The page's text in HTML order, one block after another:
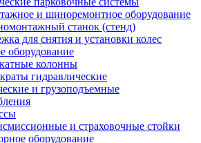
и шиноремонтное оборудование
станок (стенд)
для снятия и установки колес
оборудование
колонны
гидравлические
и грузоподъемные
и страховочные стойки
оборудование